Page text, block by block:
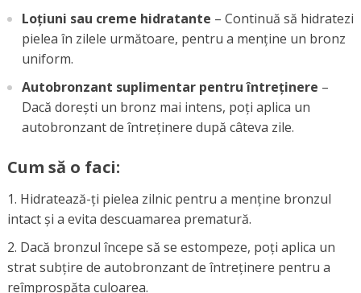
Loțiuni sau creme hidratante – Continuă să hidratezi
pielea în zilele următoare, pentru a menține un bronz
uniform.
Autobronzant suplimentar pentru întreținere –
Dacă dorești un bronz mai intens, poți aplica un
autobronzant de întreținere după câteva zile.
Cum să o faci:
Hidratează-ți pielea zilnic pentru a menține bronzul
intact și a evita descuamarea prematură.
Dacă bronzul începe să se estompeze, poți aplica un
strat subțire de autobronzant de întreținere pentru a
reîmprospăta culoarea.